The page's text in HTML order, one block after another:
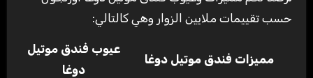
حسب تقييمات ملايين الزوار وهي كالتالي:
مميزات فندق موتيل دوغا
عيوب فندق موتيل
دوغا